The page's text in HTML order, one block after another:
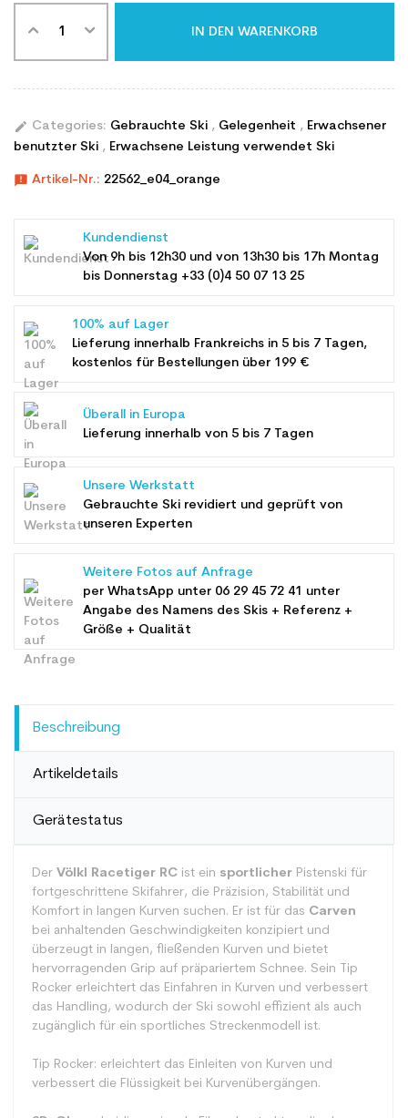
IN DEN WARENKORB
edit Categories: Gebrauchte Ski , Gelegenheit , Erwachsener
benutzter Ski , Erwachsene Leistung verwendet Ski
announcement Artikel-Nr.: 22562_e04_orange
Kundendienst
Von 9h bis 12h30 und von 13h30 bis 17h Montag
bis Donnerstag +33 (0)4 50 07 13 25
100% auf Lager
Lieferung innerhalb Frankreichs in 5 bis 7 Tagen,
kostenlos für Bestellungen über 199 €
Überall in Europa
Lieferung innerhalb von 5 bis 7 Tagen
Unsere Werkstatt
Gebrauchte Ski revidiert und geprüft von
unseren Experten
Weitere Fotos auf Anfrage
per WhatsApp unter 06 29 45 72 41 unter
Angabe des Namens des Skis + Referenz +
Größe + Qualität
Beschreibung
Artikeldetails
Gerätestatus
Der Völkl Racetiger RC ist ein sportlicher Pistenski für
fortgeschrittene Skifahrer, die Präzision, Stabilität und
Komfort in langen Kurven suchen. Er ist für das Carven
bei anhaltenden Geschwindigkeiten konzipiert und
überzeugt in langen, fließenden Kurven und bietet
hervorragenden Grip auf präpariertem Schnee. Sein Tip
Rocker erleichtert das Einfahren in Kurven und verbessert
das Handling, wodurch der Ski sowohl effizient als auch
zugänglich für ein sportliches Streckenmodell ist.
Tip Rocker: erleichtert das Einleiten von Kurven und
verbessert die Flüssigkeit bei Kurvenübergängen.